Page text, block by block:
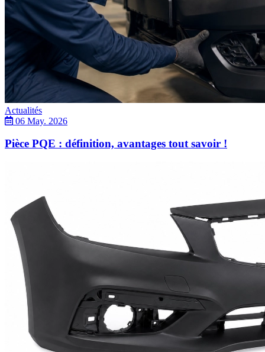
Actualités
06 May. 2026
Pièce PQE : définition, avantages tout savoir !